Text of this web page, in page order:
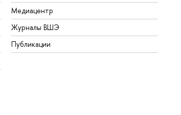
Медиацентр
Журналы ВШЭ
Публикации